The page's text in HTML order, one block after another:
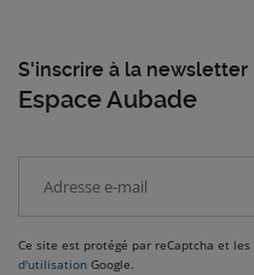
S'inscrire à la newsletter
Espace Aubade
Ce site est protégé par reCaptcha et les
d'utilisation Google.